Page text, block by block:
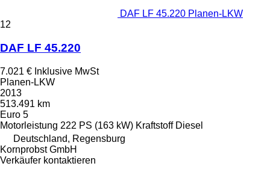
DAF LF 45.220 Planen-LKW
12
DAF LF 45.220
7.021 € Inklusive MwSt
Planen-LKW
2013
513.491 km
Euro 5
Motorleistung 222 PS (163 kW) Kraftstoff Diesel
Deutschland, Regensburg
Kornprobst GmbH
Verkäufer kontaktieren